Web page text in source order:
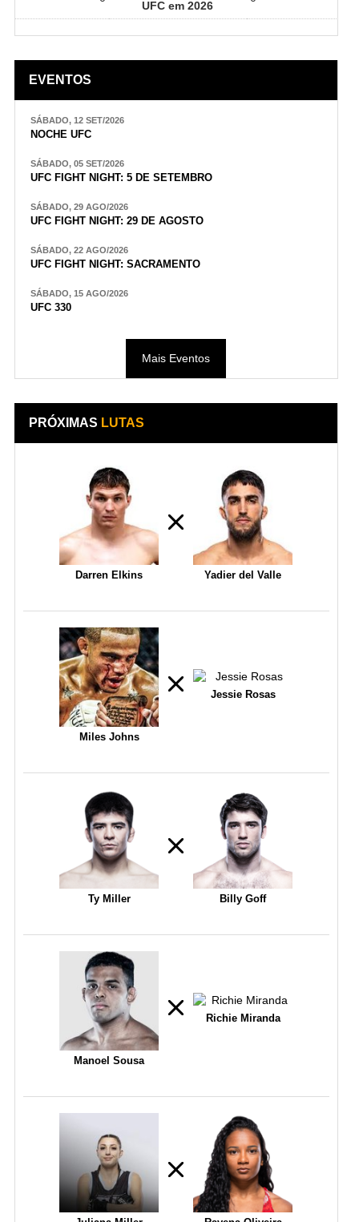
UFC em 2026
EVENTOS
SÁBADO, 12 SET/2026
NOCHE UFC
SÁBADO, 05 SET/2026
UFC FIGHT NIGHT: 5 DE SETEMBRO
SÁBADO, 29 AGO/2026
UFC FIGHT NIGHT: 29 DE AGOSTO
SÁBADO, 22 AGO/2026
UFC FIGHT NIGHT: SACRAMENTO
SÁBADO, 15 AGO/2026
UFC 330
Mais Eventos
PRÓXIMAS LUTAS
Darren Elkins Yadier del Valle
Miles Johns
Jessie Rosas
Ty Miller Billy Goff
Manoel Sousa
Richie Miranda